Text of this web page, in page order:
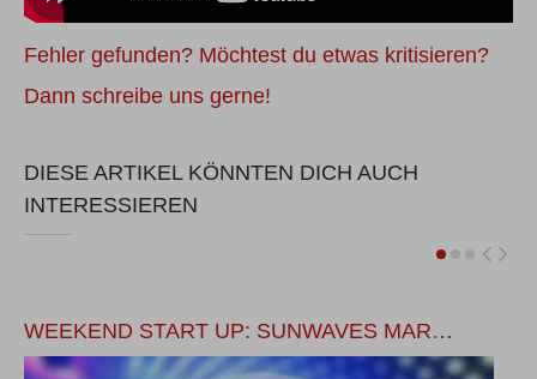
Fehler gefunden? Möchtest du etwas kritisieren?
Dann schreibe uns gerne!
DIESE ARTIKEL KÖNNTEN DICH AUCH
INTERESSIEREN
WEEKEND START UP: SUNWAVES MAR…